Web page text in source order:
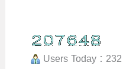
Users Today : 232